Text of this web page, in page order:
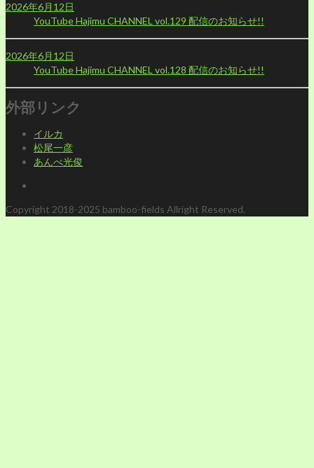
2026年6月12日
YouTube Hajimu CHANNEL vol.129 配信のお知らせ!!
2026年6月12日
YouTube Hajimu CHANNEL vol.128 配信のお知らせ!!
外部リンク
イルカ
松尾一彦
あんべ光俊
Copyright 2018-2025 bamboo-fields Allright Reserved.